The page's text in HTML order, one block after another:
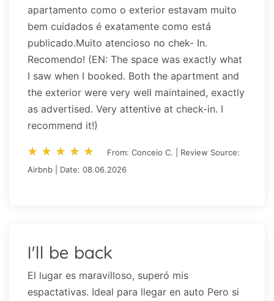
apartamento como o exterior estavam muito
bem cuidados é exatamente como está
publicado.Muito atencioso no chek- In.
Recomendo! (EN: The space was exactly what
I saw when I booked. Both the apartment and
the exterior were very well maintained, exactly
as advertised. Very attentive at check-in. I
recommend it!)
star_rate star_rate star_rate star_rate star_rate
star_rate star_rate star_rate star_rate star_rate
From: Conceio C. | Review Source:
Airbnb | Date: 08.06.2026
I'll be back
El lugar es maravilloso, superó mis
espactativas. Ideal para llegar en auto Pero si